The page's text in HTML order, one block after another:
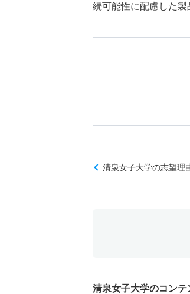
続可能性に配慮した製
清泉女子大学の志望理
清泉女子大学のコンテ